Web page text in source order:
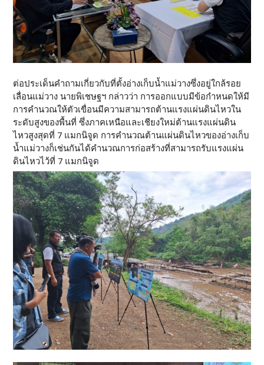
ต่อประเด็นคำถามเกี่ยวกับที่ตั้งอ่างเก็บน้ำแม่วางซึ่งอยู่ใกล้รอย
เลื่อนแม่วาง นายพิเชษฐฯ กล่าวว่า การออกแบบมีข้อกำหนดให้มี
การคำนวณให้ตัวเขื่อนมีความสามารถต้านแรงแผ่นดินไหวใน
ระดับสูงของพื้นที่ ซึ่งภาคเหนือและเชียงใหม่ต้านแรงแผ่นดิน
ไหวสูงสุดที่ 7 แมกนิจูด การคำนวณต้านแผ่นดินไหวของอ่างเก็บ
น้ำแม่วางก็เช่นกันได้คำนวณการก่อสร้างที่สามารถรับแรงแผ่น
ดินไหวไว้ที่ 7 แมกนิจูด